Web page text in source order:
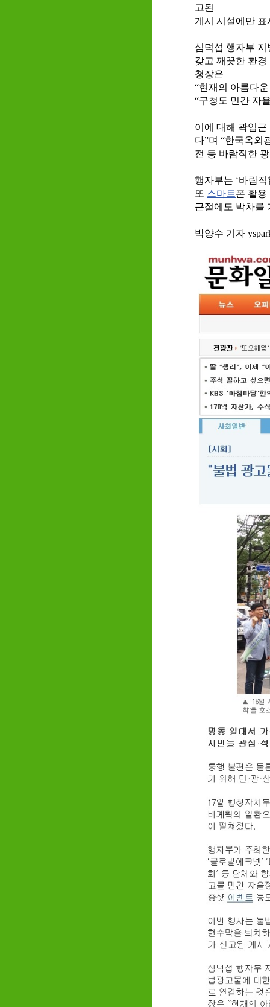
고된
게시 시설에만 표
심덕섭 행자부
갖고 깨끗한 환
청장은
“현재의 아름다
“구청도 민간 자
이에 대해 곽임
다”며 “한국옥외
전 등 바람직한
행자부는 ‘바람
또 스마트폰 활용
근절에도 박차를
박양수 기자